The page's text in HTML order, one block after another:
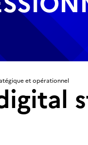
et opérationnel